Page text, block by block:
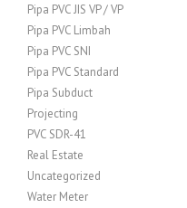
Pipa PVC JIS VP / VP
Pipa PVC Limbah
Pipa PVC SNI
Pipa PVC Standard
Pipa Subduct
Projecting
PVC SDR-41
Real Estate
Uncategorized
Water Meter